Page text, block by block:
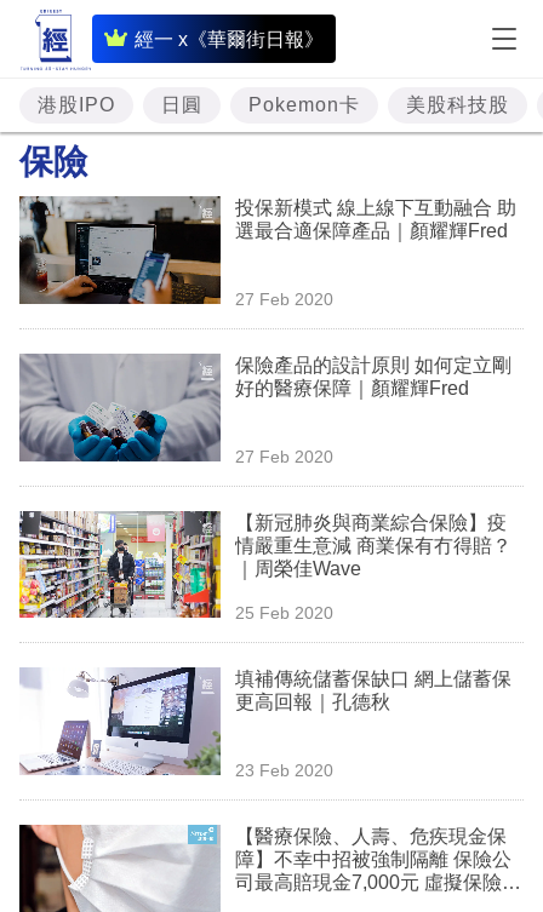
經一 x《華爾街日報》
即
時
財
經
題
投
資
樓
理
商
業
科
技
職
場
生
時
事
港股IPO 日圓 Pokemon卡 美股科技股
保險
投保新模式 線上線下互動融合 助
選最合適保障產品｜顏耀輝Fred
27 Feb 2020
保險產品的設計原則 如何定立剛
好的醫療保障｜顏耀輝Fred
27 Feb 2020
【新冠肺炎與商業綜合保險】疫
情嚴重生意減 商業保有冇得賠？
｜周榮佳Wave
25 Feb 2020
填補傳統儲蓄保缺口 網上儲蓄保
更高回報｜孔德秋
23 Feb 2020
【醫療保險、人壽、危疾現金保
障】不幸中招被強制隔離 保險公
司最高賠現金7,000元 虛擬保險列